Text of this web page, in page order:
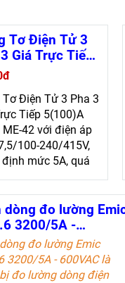
Tơ Điện Tử 3
Giá Trực Tiếp
EMIC ME-
Tơ Điện Tử 3 Pha 3
Tiếp 5(100)A
ME-42 với điện áp
100-240/415V,
mức 5A, quá
cấp chính xác
công đảm bảo
chính xác
dòng đo lường
3200/5A -
- Đo Lường
Điện Chính Xác
đo lường Emic
3200/5A - 600VAClà
đo lường dòng điện